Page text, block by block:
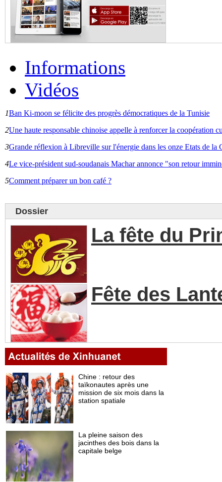
Informations
Vidéos
1Ban Ki-moon se félicite des progrès démocratiques de la Tunisie
2Une haute responsable chinoise appelle à renforcer la coopération
3Grande réflexion à Libreville sur l'énergie dans les onze Etats de la
4Le vice-président sud-soudanais Machar annonce "son retour
5Comment préparer un bon café ?
Dossier
La fête du
Fête des